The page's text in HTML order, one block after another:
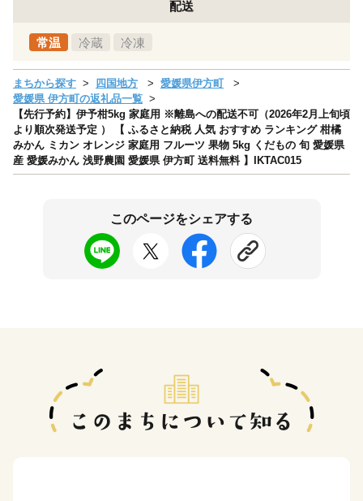
配送
常温 冷蔵 冷凍
まちから探す 四国地方
愛媛県伊方町
愛媛県 伊方町の返礼品一覧
【先行予約】伊予柑5kg 家庭用 ※離島への配送不可（2026年2月上旬頃
より順次発送予定 ） 【 ふるさと納税 人気 おすすめ ランキング 柑橘
みかん ミカン オレンジ 家庭用 フルーツ 果物 5kg くだもの 旬 愛媛県
産 愛媛みかん 浅野農園 愛媛県 伊方町 送料無料 】IKTAC015
このページをシェアする